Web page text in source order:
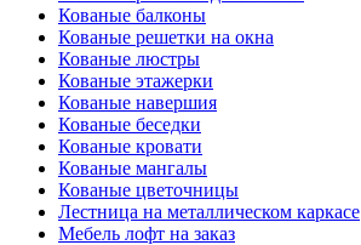
Кованые балконы
Кованые решетки на окна
Кованые люстры
Кованые этажерки
Кованые навершия
Кованые беседки
Кованые кровати
Кованые мангалы
Кованые цветочницы
Лестница на металлическом каркасе
Мебель лофт на заказ